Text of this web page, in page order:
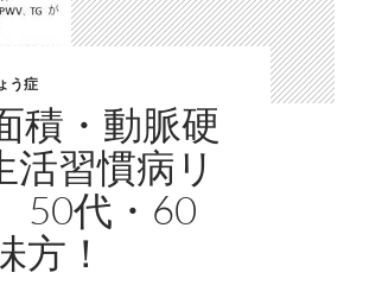
う症
積・動脈硬
習慣病リ
50代・60
方！